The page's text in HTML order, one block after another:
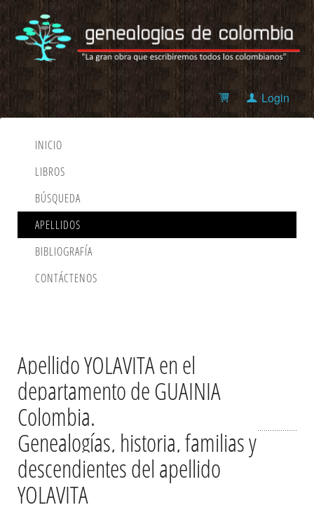
Login
INICIO
LIBROS
BÚSQUEDA
APELLIDOS
BIBLIOGRAFÍA
CONTÁCTENOS
Apellido YOLAVITA en el
departamento de GUAINIA
Colombia.
Genealogías, historia, familias y
descendientes del apellido
YOLAVITA